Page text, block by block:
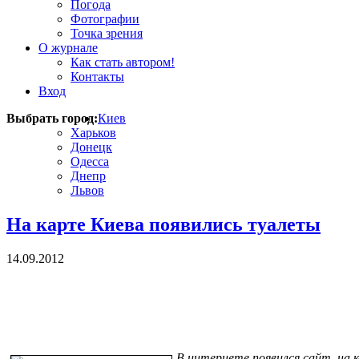
Погода
Фотографии
Точка зрения
О журнале
Как стать автором!
Контакты
Вход
Выбрать город:Киев
Харьков
Донецк
Одесса
Днепр
Львов
На карте Киева появились туалеты
14.09.2012